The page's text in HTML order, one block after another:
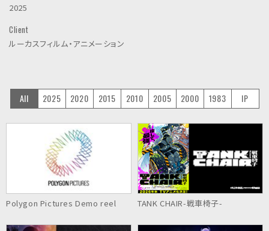
2025
Client
ルーカスフィルム・アニメーション
All 2025 2020 2015 2010 2005 2000 1983 IP
Polygon Pictures Demo reel TANK CHAIR-戦車椅子-